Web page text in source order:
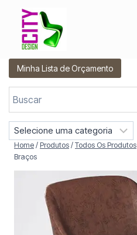
Conteúdo
Minha Lista de Orçamento
eHome / Produtos / Todos Os Produtos
Braços